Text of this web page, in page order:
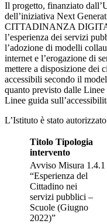
Il progetto, finanziato
dell’iniziativa Next
CITTADINANZA
l’esperienza dei servizi
l’adozione di modelli
internet e l’erogazione di
mettere a disposizione dei
accessibili secondo il
quanto previsto dalle
Linee guida
L’Istituto è stato
Titolo Tipologia
intervento
Avviso Misura 1.4.1
“Esperienza del
Cittadino nei
servizi pubblici –
Scuole (Giugno
2022)”